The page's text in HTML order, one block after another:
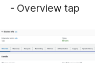
- Overview tap